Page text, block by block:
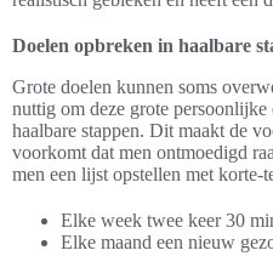
Doelen opbreken in haalbare
Grote doelen kunnen soms
nuttig om deze grote
haalbare stappen. Dit maakt de
voorkomt dat men ontmoedigd
men een lijst opstellen met korte-
Elke week twee keer 30
Elke maand een nieuw